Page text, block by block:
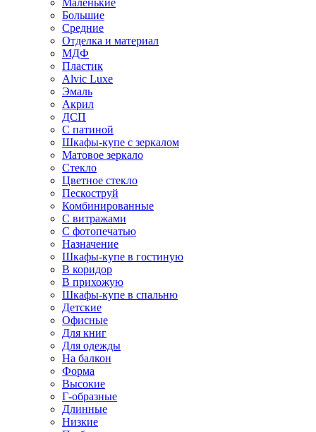
Маленькие
Большие
Средние
Отделка и материал
МДФ
Пластик
Alvic Luxe
Эмаль
Акрил
ДСП
С патиной
Шкафы-купе с зеркалом
Матовое зеркало
Стекло
Цветное стекло
Пескоструй
Комбинированные
С витражами
С фотопечатью
Назначение
Шкафы-купе в гостиную
В коридор
В прихожую
Шкафы-купе в спальню
Детские
Офисные
Для книг
Для одежды
На балкон
Форма
Высокие
Г-образные
Длинные
Низкие